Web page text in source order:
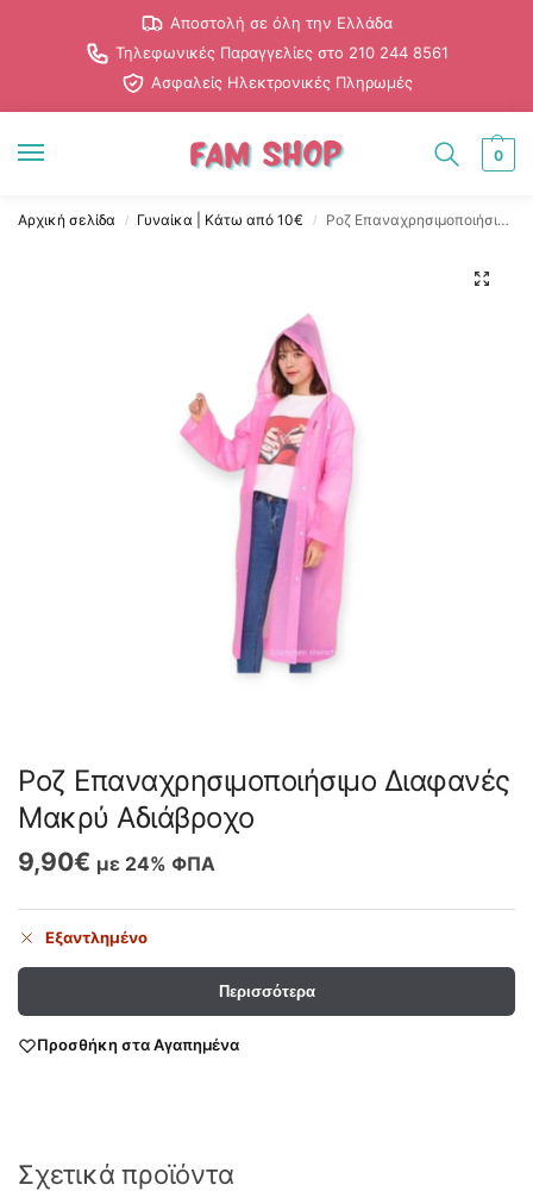
Αποστολή σε όλη την Ελλάδα
Τηλεφωνικές Παραγγελίες στο 210 244 8561
Ασφαλείς Ηλεκτρονικές Πληρωμές
0
Αρχική σελίδα / Γυναίκα | Κάτω από 10€ / Ροζ Επαναχρησιμοποιήσιμο Διαφανές Μακρύ Αδιάβροχο
Ροζ Επαναχρησιμοποιήσιμο Διαφανές
Μακρύ Αδιάβροχο
9,90€ με 24% ΦΠΑ
Εξαντλημένο
Περισσότερα
Προσθήκη στα Αγαπημένα
Σχετικά προϊόντα